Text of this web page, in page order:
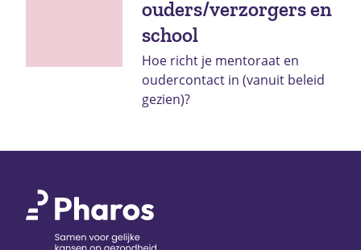
ouders/verzorgers en
school
Hoe richt je mentoraat en
oudercontact in (vanuit beleid
gezien)?